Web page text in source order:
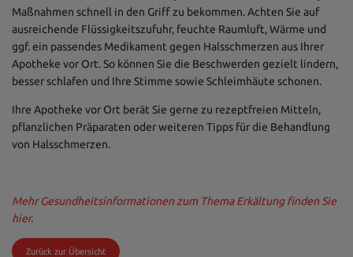
Zurück zur Übersicht
Maßnahmen schnell in den Griff zu bekommen. Achten Sie auf
ausreichende Flüssigkeitszufuhr, feuchte Raumluft, Wärme und
ggf. ein passendes Medikament gegen Halsschmerzen aus Ihrer
Apotheke vor Ort. So können Sie die Beschwerden gezielt lindern,
besser schlafen und Ihre Stimme sowie Schleimhäute schonen.
Ihre Apotheke vor Ort berät Sie gerne zu rezeptfreien Mitteln,
pflanzlichen Präparaten oder weiteren Tipps für die Behandlung
von Halsschmerzen.
Mehr Gesundheitsinformationen zum Thema Erkältung finden Sie
hier.